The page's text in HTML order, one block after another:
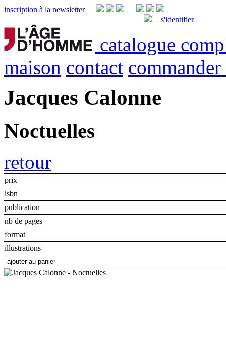
inscription à la newsletter
s'identifier
catalogue
maison contact commander
Jacques Calonne
Noctuelles
retour
prix
isbn
publication
nb de pages
format
illustrations